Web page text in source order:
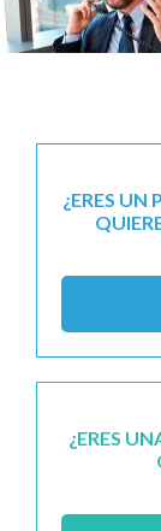
¿ERES UN
¿ERES